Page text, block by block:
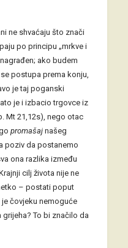
ne shvaćaju što znači
po principu „mrkve i
ako budem
postupa prema konju,
je taj poganski
je i izbacio trgovce iz
Mt 21,12s), nego otac
promašajnašeg
poziv da postanemo
ona razlika između
cilj života nije ne
– postati poput
čovjeku nemoguće
To bi značilo da